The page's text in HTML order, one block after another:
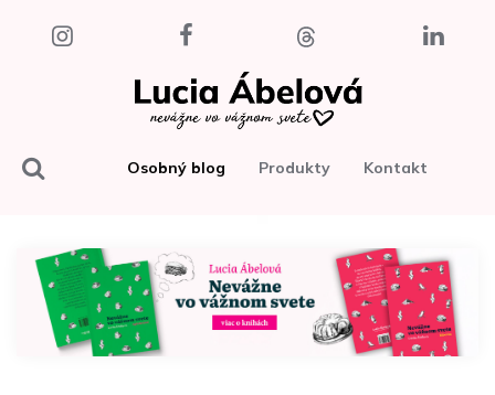
Osobný blog Produkty Kontakt